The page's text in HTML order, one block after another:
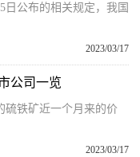
日公布的相关规定，我国
2023/03/17
公司一览
硫铁矿近一个月来的价
2023/03/17